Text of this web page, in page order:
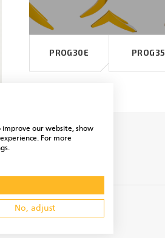
PROG30E PROG35
our website, show
For more
No, adjust